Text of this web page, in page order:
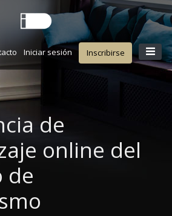
Iniciar sesión Inscribirse
de
online del
de